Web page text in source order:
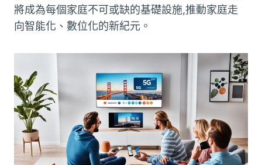
將成為每個家庭不可或缺的基礎設施,推動家庭走
向智能化、數位化的新紀元。